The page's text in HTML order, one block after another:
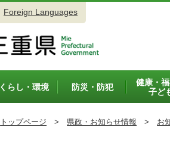
Foreign Languages
くらし・環境 防災・防犯
健康・福
子ど
トップページ > 県政・お知らせ情報 > お